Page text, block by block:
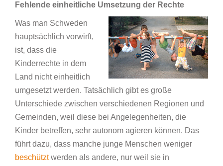
Fehlende einheitliche Umsetzung der Rechte
Was man Schweden
hauptsächlich vorwirft,
ist, dass die
Kinderrechte in dem
Land nicht einheitlich
umgesetzt werden. Tatsächlich gibt es große
Unterschiede zwischen verschiedenen Regionen und
Gemeinden, weil diese bei Angelegenheiten, die
Kinder betreffen, sehr autonom agieren können. Das
führt dazu, dass manche junge Menschen weniger
beschütztwerden als andere, nur weil sie in